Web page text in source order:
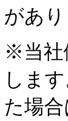
があり
※当社
しま
た場